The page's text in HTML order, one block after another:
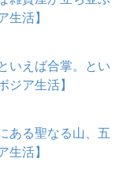
生活】
いえば合掌。とい
ア生活】
ある聖なる山、五
生活】